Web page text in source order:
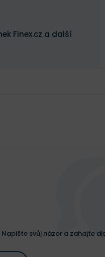
Finex.cz a další
svůj názor a zahajte